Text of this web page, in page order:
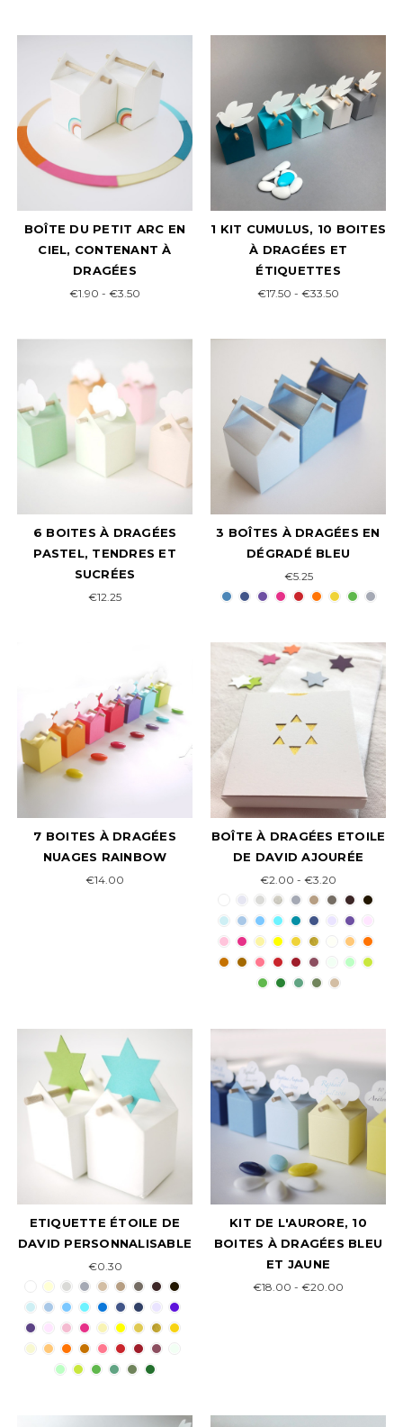
BOÎTE DU PETIT ARC EN
CIEL, CONTENANT À
DRAGÉES
€1.90 - €3.50
1 KIT CUMULUS, 10 BOITES
À DRAGÉES ET
ÉTIQUETTES
€17.50 - €33.50
6 BOITES À DRAGÉES
PASTEL, TENDRES ET
SUCRÉES
€12.25
3 BOÎTES À DRAGÉES EN
DÉGRADÉ BLEU
€5.25
7 BOITES À DRAGÉES
NUAGES RAINBOW
€14.00
BOÎTE À DRAGÉES ETOILE
DE DAVID AJOURÉE
€2.00 - €3.20
ETIQUETTE ÉTOILE DE
DAVID PERSONNALISABLE
€0.30
KIT DE L'AURORE, 10
BOITES À DRAGÉES BLEU
ET JAUNE
€18.00 - €20.00